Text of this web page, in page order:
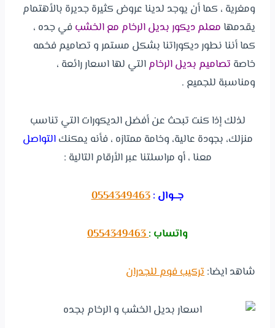
ومغرية ، كما أن يوجد لدينا عروض كثيرة جديرة بالأهتمام
يقدمها معلم ديكور بديل الرخام مع الخشب في جده ،
كما أننا نطور ديكوراتنا بشكل مستمر و تصاميم فخمه
خاصة تصاميم بديل الرخامالتي لها اسعار رائعة ،
ومناسبة للجميع .
لذلك إذا كنت تبحث عن أفضل الديكورات التي تناسب
منزلك، بجودة عالية، وخامة ممتازه ، فأنه يمكنكالتواصل
معنا ، أو مراسلتنا عبر الأرقام التالية :
جــوال :0554349463
واتساب :0554349463
شاهد ايضا:تركيب فوم للجدران